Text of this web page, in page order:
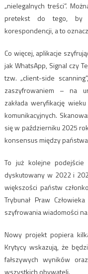
„nielegalnych treści”.
pretekst do tego, by
korespondencji, a to
Co więcej, aplikacje
jak WhatsApp, Signal czy
tzw. „client-side
zaszyfrowaniem – na
zakłada weryfikację
komunikacyjnych.
się w październiku 2025
konsensus między
To już kolejne
dyskutowany w 2022 i
większości państw
Trybunał Praw
szyfrowania wiadomości
Nowy projekt popiera
Krytycy wskazują, że
fałszywych wyników
wszystkich obywateli.